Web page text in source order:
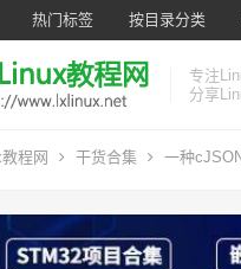
热门标签 按目录分类
专注
分享
程网 干货合集 一种